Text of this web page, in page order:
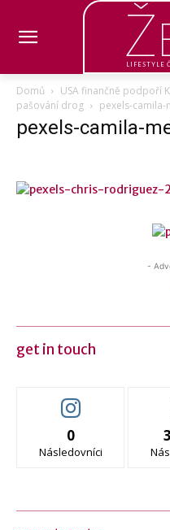
LIFESTYLE
Domů
USA finančně podpoří
pašování drog
pexels-
pexels-camila-
-
get in touch
0
Následovníci